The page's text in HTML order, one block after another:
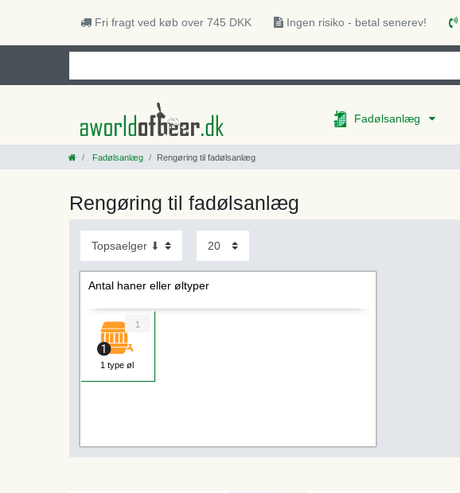
Fri fragt ved køb over 745 DKK Ingen risiko - betal senerev!
Fadølsanlæg
Fadølsanlæg Rengøring til fadølsanlæg
Rengøring til fadølsanlæg
Antal haner eller øltyper
1 type øl
1